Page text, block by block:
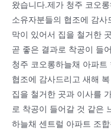
왔습니다.제가 청주 코오
소유자분들의 협조에 감
막이 있어서 집을 철거한
곧 좋은 결과로 착공이 들
청주 코오롱하늘채 아파
협조에 감사드리고 새해
집을 철거한 곳과 이사를
로 착공이 들어갈 것 같은
하늘채 센트럴 아파트 조